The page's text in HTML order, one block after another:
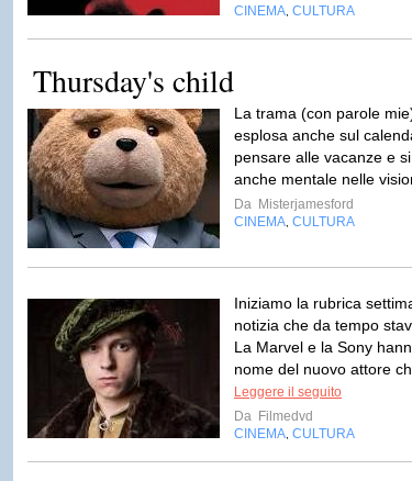
CINEMA CULTURA
Thursday's child
La trama (con parole
esplosa anche sul
pensare alle vacanze e
anche mentale nelle
Da Misterjamesford
CINEMA CULTURA
Iniziamo la rubrica
notizia che da tempo
La Marvel e la Sony
nome del nuovo attore
Leggere il seguito
Da Filmedvd
CINEMA CULTURA